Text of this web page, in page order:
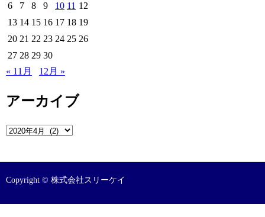
6
7 8 9 10 11 12
13 14 15 16 17 18 19
20 21 22 23 24 25 26
27 28 29 30
« 11月
12月 »
アーカイブ
ア
Copyright © 株式会社スリーケイ